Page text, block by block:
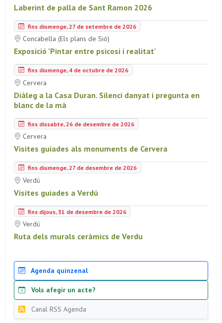
Laberint de palla de Sant Ramon 2026
fins diumenge, 27 de setembre de 2026
Concabella (Els plans de Sió)
Exposició 'Pintar entre psicosi i realitat'
fins diumenge, 4 de octubre de 2026
Cervera
Diàleg a la Casa Duran. Silenci danyat i pregunta en
blanc de la mà
fins dissabte, 26 de desembre de 2026
Cervera
Visites guiades als monuments de Cervera
fins diumenge, 27 de desembre de 2026
Verdú
Visites guiades a Verdú
fins dijous, 31 de desembre de 2026
Verdú
Ruta dels murals ceràmics de Verdu
Agenda quinzenal
Vols afegir un acte?
Canal RSS Agenda